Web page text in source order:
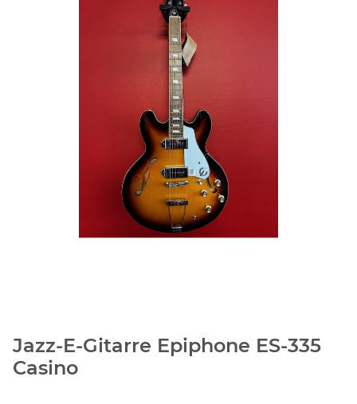
Jazz-E-Gitarre Epiphone ES-335
Casino